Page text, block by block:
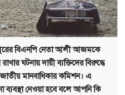
বিএনপি নেতা আলী আজমকে
ঘটনায় দায়ী ব্যক্তিদের বিরুদ্ধে
মানবাধিকার কমিশন। এ
ব্যবস্থা নেওয়া হবে বলে আপনি কি